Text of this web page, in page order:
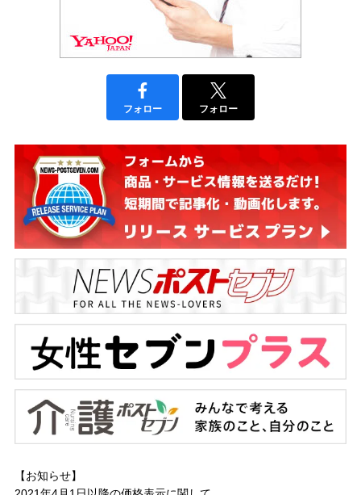
フォロー フォロー
【お知らせ】